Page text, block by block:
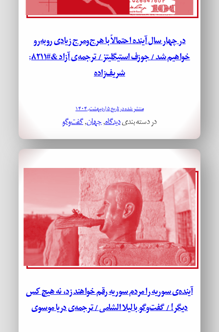
در چهار سال آینده احتمالاً با هرج‌ومرج زیادی روبه‌رو
خواهیم شد / جوزف استیگلیتز / ترجمه‌ی آزاد &#۸۲۱۱;
شریف‌زاده
منتشر شده در تاریخ ۵ اردیبهشت, ۱۴۰۴
در دسته بندیدیدگاه, جهان, گفت‌وگو
آینده‌ی سوریه را مردم سوریه رقم خواهند زد، نه هیچ کس
دیگر! / گفت‌و‌گو با لیلا الشامی / ترجمه‌ی دریا موسوی